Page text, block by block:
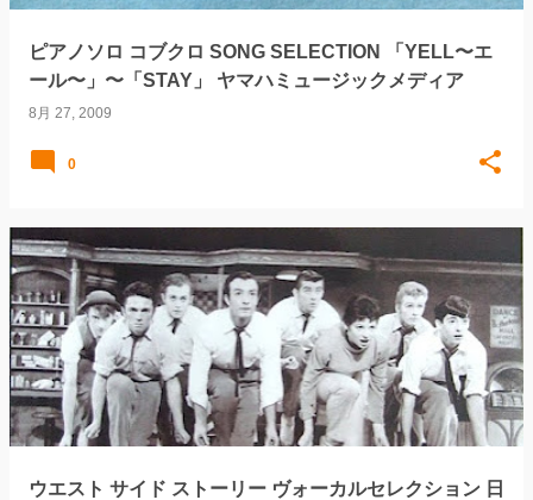
ピアノソロ コブクロ SONG SELECTION 「YELL〜エ
ール〜」〜「STAY」 ヤマハミュージックメディア
8月 27, 2009
0
ウエスト サイド ストーリー ヴォーカルセレクション 日